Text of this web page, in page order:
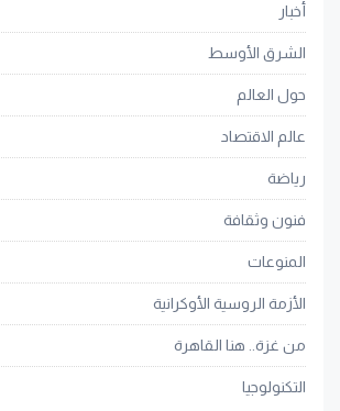
أخبار
الشرق الأوسط
حول العالم
عالم الاقتصاد
رياضة
فنون وثقافة
المنوعات
الأزمة الروسية الأوكرانية
من غزة.. هنا القاهرة
التكنولوجيا